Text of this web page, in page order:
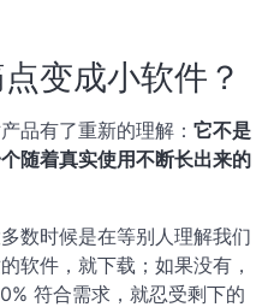
变成小软件？
品有了重新的理解： 它不是
随着真实使用不断长出来的
数时候是在等别人理解我们
软件，就下载；如果没有，
符合需求，就忍受剩下的